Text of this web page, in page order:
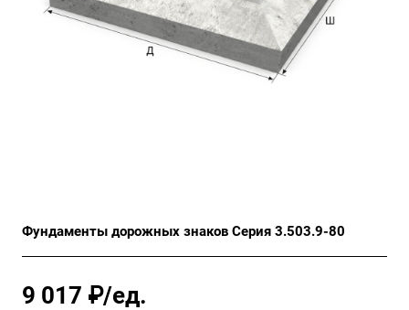
Фундаменты дорожных знаков Серия 3.503.9-80
9 017 ₽/ед.